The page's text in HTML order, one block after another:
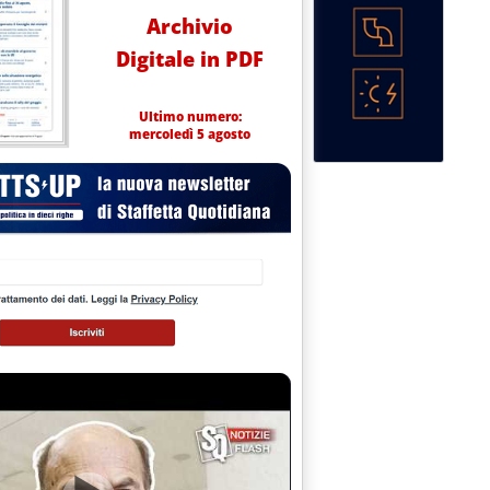
Archivio
Digitale in PDF
Ultimo numero:
mercoledì 5 agosto